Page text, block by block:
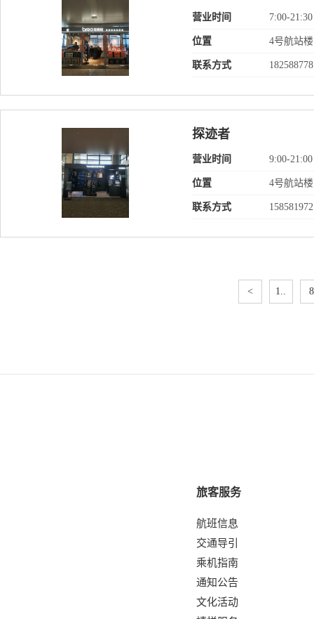
营业时间 7:00-21:30
位置 4号航站
联系方式
探迹者
营业时间 9:00-21:00
位置 4号航站
联系方式
< 1.. 8
旅客服务
航班信息
交通导引
乘机指南
通知公告
文化活动